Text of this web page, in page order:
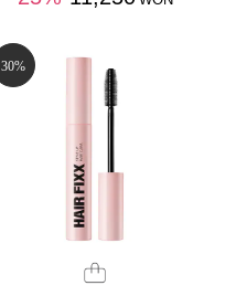
30%